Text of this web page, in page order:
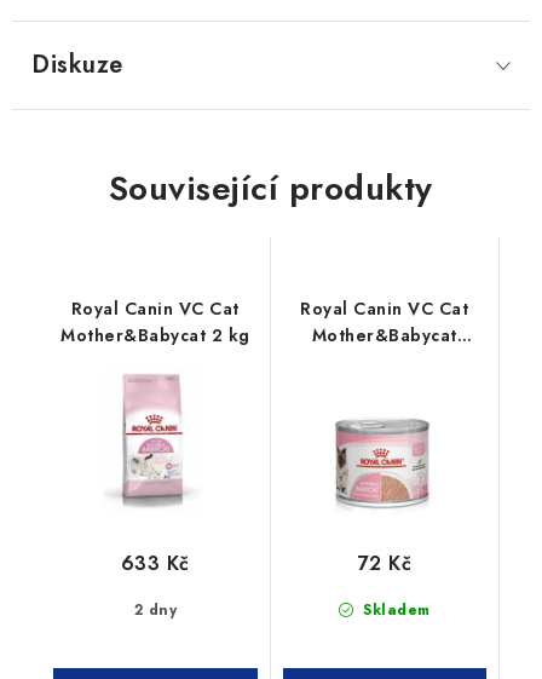
Diskuze
Související produkty
Royal Canin VC Cat
Mother&Babycat 2 kg
2 dny
633 Kč
Royal Canin VC Cat
Mother&Babycat
Skladem
72 Kč